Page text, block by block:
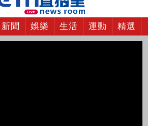
新聞 娛樂 生活 運動 精選